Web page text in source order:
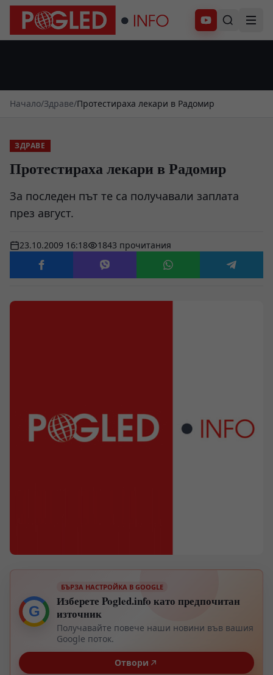
Абонирай се
Начало/Здраве/Протестираха лекари в Радомир
ЗДРАВЕ
Протестираха лекари в Радомир
За последен път те са получавали заплата
през август.
23.10.2009 16:18 1843 прочитания
G
БЪРЗА НАСТРОЙКА В GOOGLE
Изберете Pogled.info като предпочитан
източник
Получавайте повече наши новини във вашия
Google поток.
Отвори